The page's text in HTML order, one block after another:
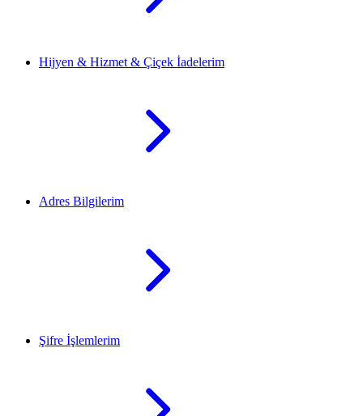
Hijyen & Hizmet & Çiçek İadelerim
Adres Bilgilerim
Şifre İşlemlerim